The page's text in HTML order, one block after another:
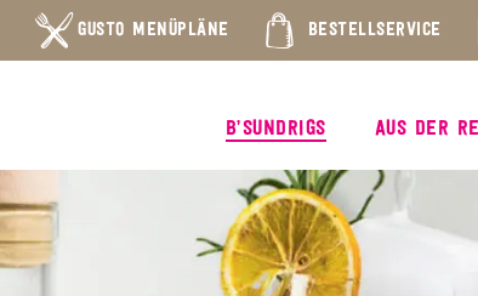
GUSTO MENÜPLÄNE BESTELLSERVICE
B’SUNDRIGS AUS DER